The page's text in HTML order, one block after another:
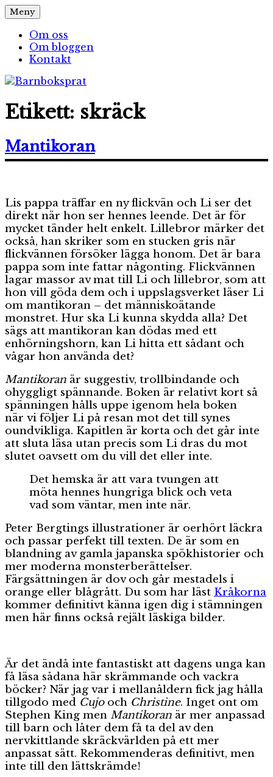
Hoppa
till
innehåll
Barnboksprat
– en blogg om barnböcker
Meny
Om oss
Om bloggen
Kontakt
Etikett: skräck
Mantikoran
Lis pappa träffar en ny flickvän och Li ser det
direkt när hon ser hennes leende. Det är för
mycket tänder helt enkelt. Lillebror märker det
också, han skriker som en stucken gris när
flickvännen försöker lägga honom. Det är bara
pappa som inte fattar någonting. Flickvännen
lagar massor av mat till Li och lillebror, som att
hon vill göda dem och i uppslagsverket läser Li
om mantikoran – det människoätande
monstret. Hur ska Li kunna skydda alla? Det
sägs att mantikoran kan dödas med ett
enhörningshorn, kan Li hitta ett sådant och
vågar hon använda det?
Mantikoran är suggestiv, trollbindande och
ohyggligt spännande. Boken är relativt kort så
spänningen hålls uppe igenom hela boken
när vi följer Li på resan mot det till synes
oundvikliga. Kapitlen är korta och det går inte
att sluta läsa utan precis som Li dras du mot
slutet oavsett om du vill det eller inte.
Det hemska är att vara tvungen att
möta hennes hungriga blick och veta
vad som väntar, men inte när.
Peter Bergtings illustrationer är oerhört läckra
och passar perfekt till texten. De är som en
blandning av gamla japanska spökhistorier och
mer moderna monsterberättelser.
Färgsättningen är dov och går mestadels i
orange eller blågrått. Du som har läst Kråkorna
kommer definitivt känna igen dig i stämningen
men här finns också rejält läskiga bilder.
Är det ändå inte fantastiskt att dagens unga kan
få läsa sådana här skrämmande och vackra
böcker? När jag var i mellanåldern fick jag hålla
tillgodo med Cujooch Christine. Inget ont om
Stephen King men Mantikoran är mer anpassad
till barn och låter dem få ta del av den
nervkittlande skräckvärlden på ett mer
anpassat sätt. Rekommenderas definitivt, men
inte till den lättskrämde!